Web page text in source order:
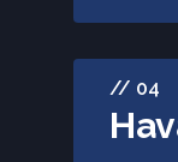
// 04